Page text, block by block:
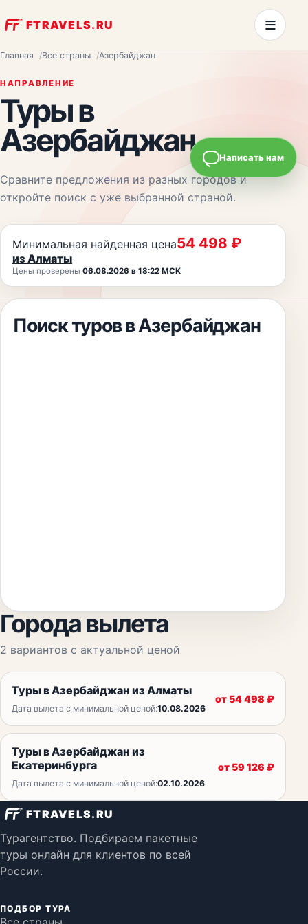
FTRAVELS.RU ≡
Главная Все страны Азербайджан
НАПРАВЛЕНИЕ
Турыв
Азербайджан
Сравните предложения из разных городов и
откройте поиск с уже выбранной страной.
Минимальная найденная цена54 498 ₽
из Алматы
Цены проверены 06.08.2026 в 18:22 МСК
Поиск туровв Азербайджан
Города вылета
2 вариантов с актуальной ценой
Туры в Азербайджан из Алматы
Дата вылета с минимальной ценой:10.08.2026
от54 498 ₽
Туры в Азербайджан из
Екатеринбурга
Дата вылета с минимальной ценой:02.10.2026
от59 126 ₽
FTRAVELS.RU
Турагентство. Подбираем пакетные
туры онлайн для клиентов по всей
России.
ПОДБОР ТУРА
Написать нам